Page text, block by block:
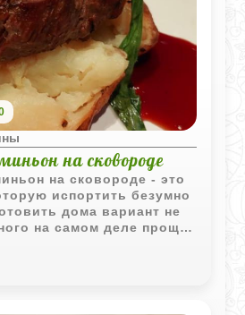
на сковороде
на сковороде - это
испортить безумно
дома вариант не
на самом деле проще,
правило, которое
нарушать - дать мясу